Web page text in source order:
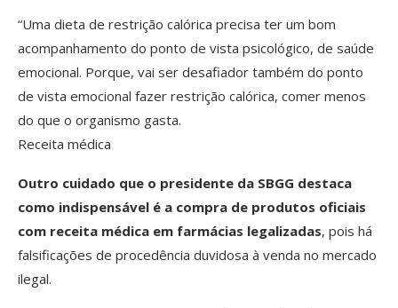
“Uma dieta de restrição calórica precisa ter um bom
acompanhamento do ponto de vista psicológico, de saúde
emocional. Porque, vai ser desafiador também do ponto
de vista emocional fazer restrição calórica, comer menos
do que o organismo gasta.
Receita médica
Outro cuidado que o presidente da SBGG destaca
como indispensável é a compra de produtos oficiais
com receita médica em farmácias legalizadas, pois há
falsificações de procedência duvidosa à venda no mercado
ilegal.